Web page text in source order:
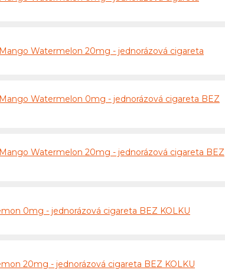
Watermelon 20mg - jednorázová cigareta
Watermelon 0mg - jednorázová cigareta BEZ
Watermelon 20mg - jednorázová cigareta BEZ
0mg - jednorázová cigareta BEZ KOLKU
20mg - jednorázová cigareta BEZ KOLKU